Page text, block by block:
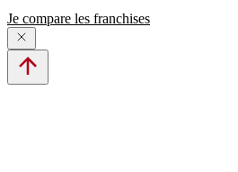
Je compare les franchises